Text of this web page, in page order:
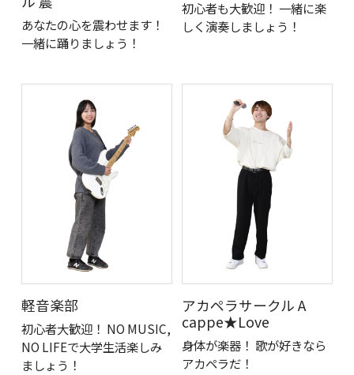
あなたの心を震わせます！
一緒に踊りましょう！
初心者も大歓迎！ 一緒に楽
しく演奏しましょう！
軽音楽部
初心者大歓迎！ NO MUSIC,
NO LIFEで大学生活楽しみ
ましょう！
アカペラサークル A
cappe★Love
身体が楽器！ 歌が好きなら
アカペラだ！